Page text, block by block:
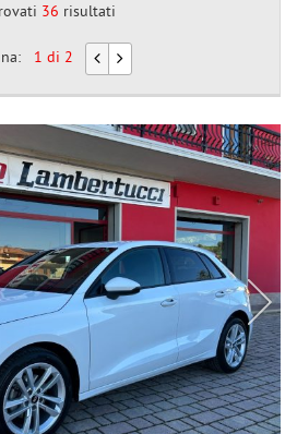
36 risultati
1 di 2
dell'esperienza utente